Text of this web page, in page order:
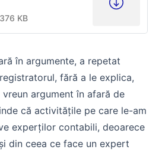
376 KB
în argumente, a repetat
fără a le explica,
argument în afară de
că activitățile pe care le-am
experților contabili, deoarece
din ceea ce face un expert